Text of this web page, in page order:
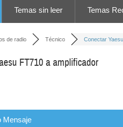
Temas sin leer Temas
de radio Técnico Conectar Yaesu
FT710 a amplificador
Mensaje